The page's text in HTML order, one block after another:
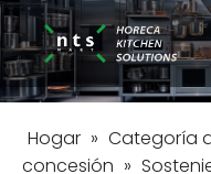
Hogar » Categoría
concesión »